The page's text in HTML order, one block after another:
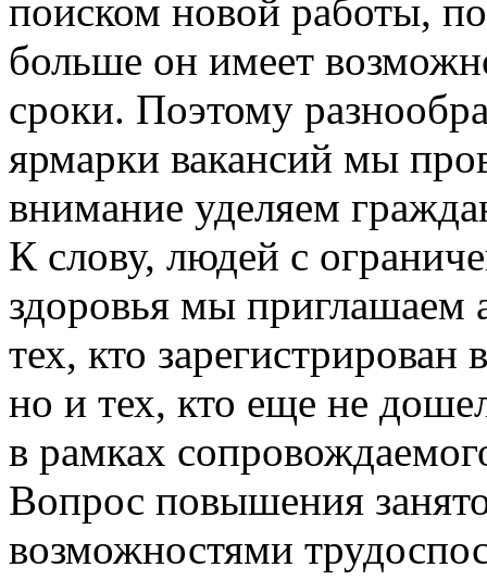
поиском новой работы,
больше он имеет
сроки. Поэтому
ярмарки вакансий мы
внимание уделяем
К слову, людей с
здоровья мы приглашаем
тех, кто зарегистрирован
но и тех, кто еще не
в рамках
Вопрос повышения
возможностями